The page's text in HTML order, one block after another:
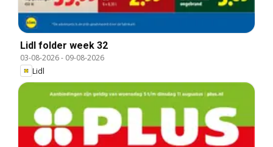
Lidl folder week 32
03-08-2026- 09-08-2026
Lidl